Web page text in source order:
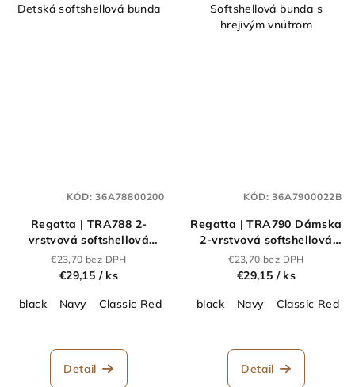
Detská softshellová bunda
Softshellová bunda s
hrejivým vnútrom
Regatta | TRA788 2-
vrstvová softshellová
vesta „Flux“_36.A788
€23,70 bez DPH
€29,15 / ks
black
Navy Classic Red seal grey
Detail
KÓD:36A78800200
Regatta | TRA790 Dámska
2-vrstvová softshellová
vesta „Flux“_36.A790
€23,70 bez DPH
€29,15 / ks
black
Navy Classic Red
Detail
KÓD:36A7900022B